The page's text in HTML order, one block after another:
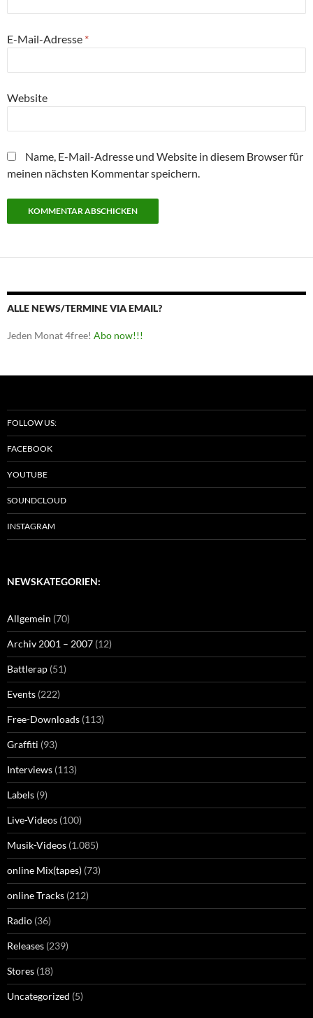
E-Mail-Adresse *
Website
Name, E-Mail-Adresse und Website in diesem Browser für
meinen nächsten Kommentar speichern.
ALLE NEWS/TERMINE VIA EMAIL?
Jeden Monat 4free! Abo now!!!
FOLLOW US:
FACEBOOK
YOUTUBE
SOUNDCLOUD
INSTAGRAM
NEWSKATEGORIEN:
Allgemein (70)
Archiv 2001 – 2007 (12)
Battlerap (51)
Events (222)
Free-Downloads (113)
Graffiti (93)
Interviews (113)
Labels (9)
Live-Videos (100)
Musik-Videos (1.085)
online Mix(tapes) (73)
online Tracks (212)
Radio (36)
Releases (239)
Stores (18)
Uncategorized (5)